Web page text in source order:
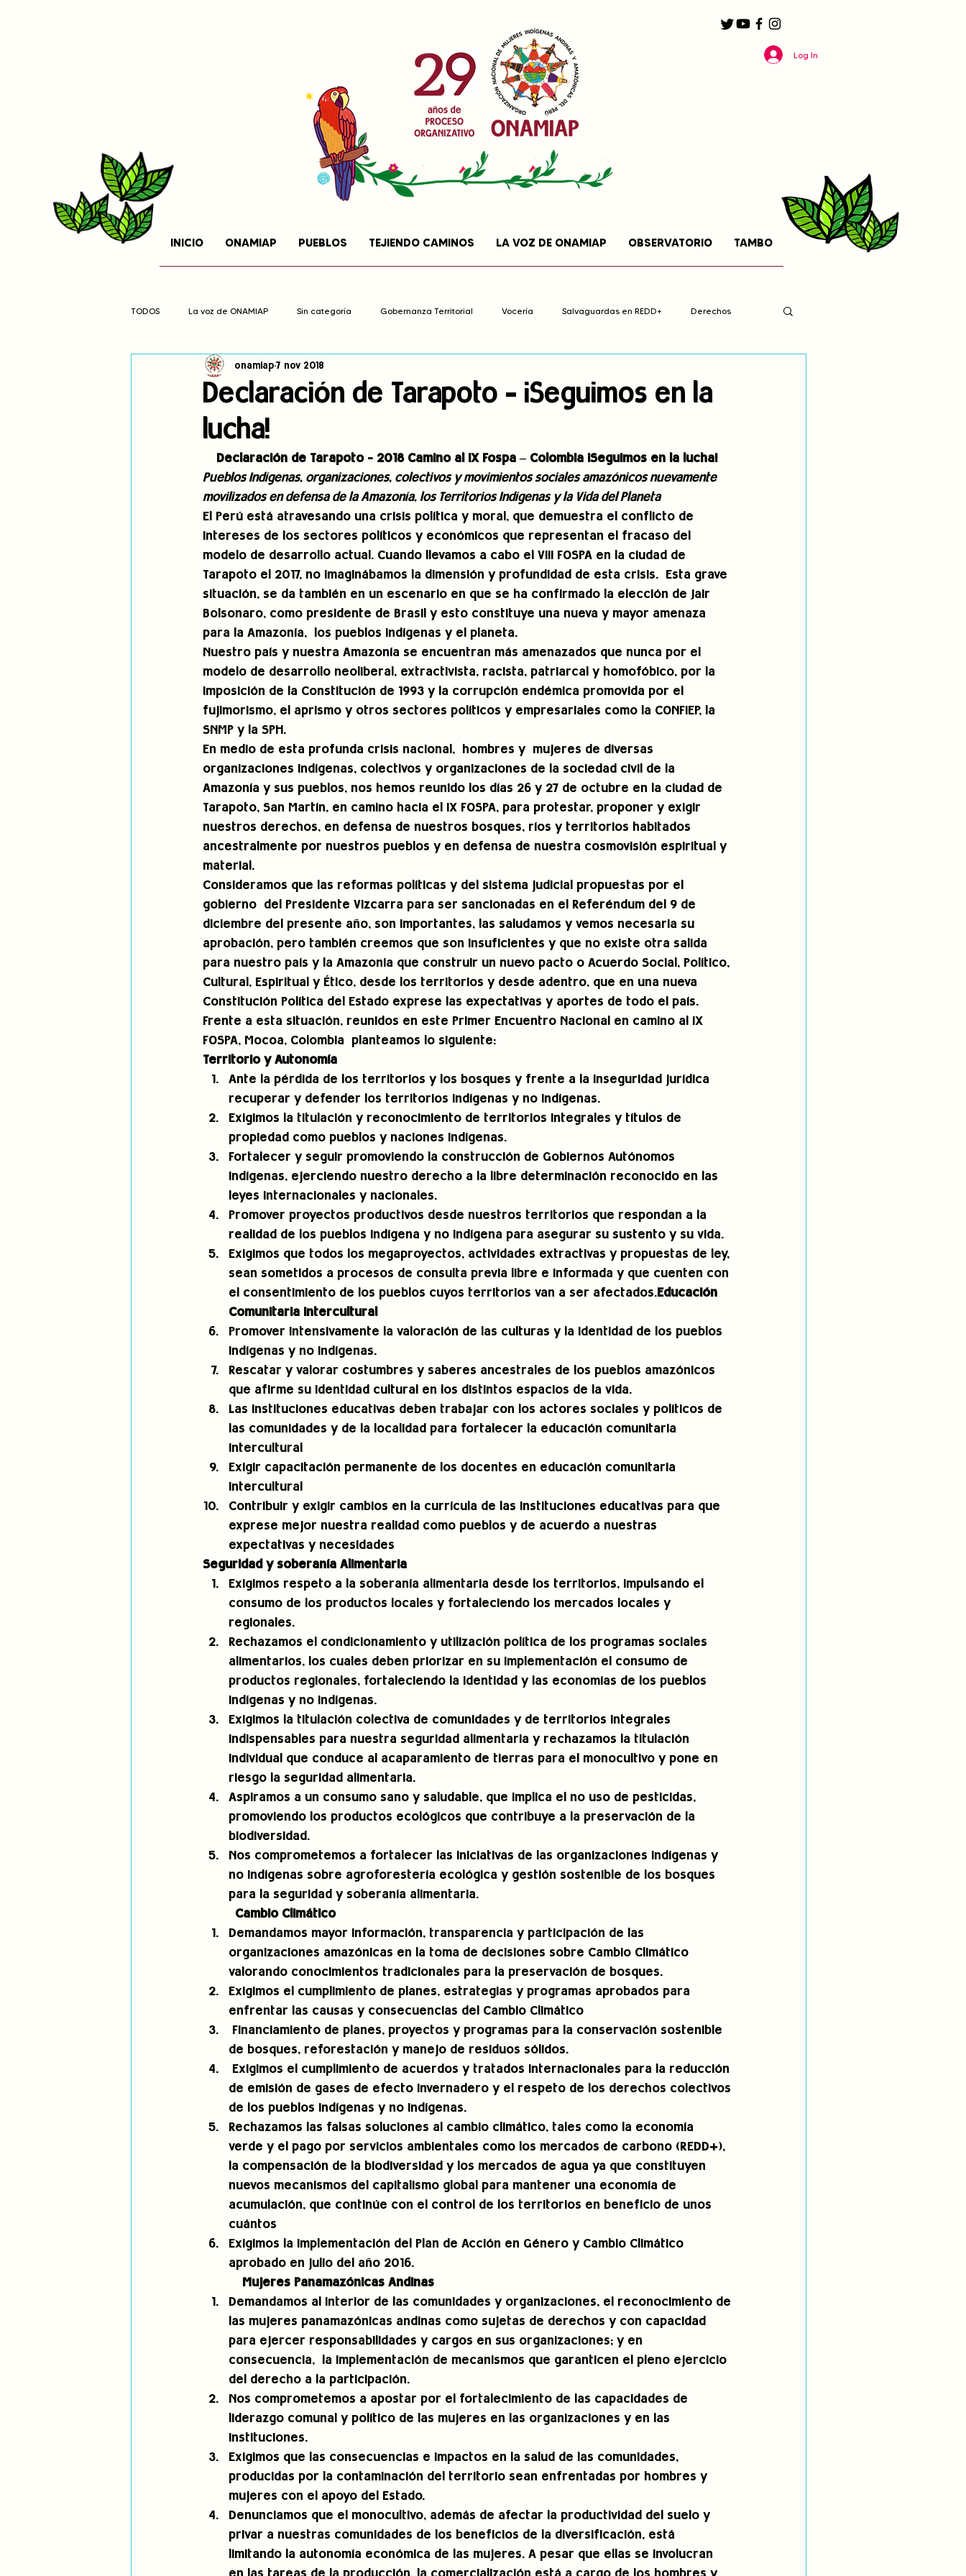
INICIO ONAMIAP PUEBLOS TEJIENDO CAMINOS LA VOZ DE ONAMIAP OBSERVATORIO TAMBO
Log In
TODOS La voz de ONAMIAP Sin categoría Gobernanza Territorial Vocería Salvaguardas en REDD+ Derechos
Cambio climático Navegador indígena
Pronunciamientos
jóvenes indígenas Incidencias incidencia PNPI Nuestras Raíces Cuentan
Declaración de Tarapoto - ¡Seguimos en la
lucha!
onamiap 7 nov 2018
Declaración de Tarapoto - 2018 Camino al IX Fospa – Colombia ¡Seguimos en la lucha!
Pueblos Indígenas, organizaciones, colectivos y movimientos sociales amazónicos nuevamente
movilizados en defensa de la Amazonía, los Territorios Indígenas y la Vida del Planeta
El Perú está atravesando una crisis política y moral, que demuestra el conflicto de
intereses de los sectores políticos y económicos que representan el fracaso del
modelo de desarrollo actual. Cuando llevamos a cabo el VIII FOSPA en la ciudad de
Tarapoto el 2017, no imaginábamos la dimensión y profundidad de esta crisis.  Esta grave
situación, se da también en un escenario en que se ha confirmado la elección de Jair
Bolsonaro, como presidente de Brasil y esto constituye una nueva y mayor amenaza
para la Amazonía,  los pueblos indígenas y el planeta.
Nuestro país y nuestra Amazonía se encuentran más amenazados que nunca por el
modelo de desarrollo neoliberal, extractivista, racista, patriarcal y homofóbico, por la
imposición de la Constitución de 1993 y la corrupción endémica promovida por el
fujimorismo, el aprismo y otros sectores políticos y empresariales como la CONFIEP, la
SNMP y la SPH.
En medio de esta profunda crisis nacional,  hombres y  mujeres de diversas
organizaciones indígenas, colectivos y organizaciones de la sociedad civil de la
Amazonía y sus pueblos, nos hemos reunido los días 26 y 27 de octubre en la ciudad de
Tarapoto, San Martín, en camino hacia el IX FOSPA, para protestar, proponer y exigir
nuestros derechos, en defensa de nuestros bosques, ríos y territorios habitados
ancestralmente por nuestros pueblos y en defensa de nuestra cosmovisión espiritual y
material.
Consideramos que las reformas políticas y del sistema judicial propuestas por el
gobierno  del Presidente Vizcarra para ser sancionadas en el Referéndum del 9 de
diciembre del presente año, son importantes, las saludamos y vemos necesaria su
aprobación, pero también creemos que son insuficientes y que no existe otra salida
para nuestro país y la Amazonía que construir un nuevo pacto o Acuerdo Social, Político,
Cultural, Espiritual y Ético, desde los territorios y desde adentro, que en una nueva
Constitución Política del Estado exprese las expectativas y aportes de todo el país.
Frente a esta situación, reunidos en este Primer Encuentro Nacional en camino al IX
FOSPA, Mocoa, Colombia  planteamos lo siguiente:
Territorio y Autonomía
Ante la pérdida de los territorios y los bosques y frente a la inseguridad jurídica
recuperar y defender los territorios indígenas y no indígenas.
Exigimos la titulación y reconocimiento de territorios integrales y títulos de
propiedad como pueblos y naciones indígenas.
Fortalecer y seguir promoviendo la construcción de Gobiernos Autónomos
Indígenas, ejerciendo nuestro derecho a la libre determinación reconocido en las
leyes internacionales y nacionales.
Promover proyectos productivos desde nuestros territorios que respondan a la
realidad de los pueblos indígena y no indígena para asegurar su sustento y su vida.
Exigimos que todos los megaproyectos, actividades extractivas y propuestas de ley,
sean sometidos a procesos de consulta previa libre e informada y que cuenten con
el consentimiento de los pueblos cuyos territorios van a ser afectados.Educación
Comunitaria Intercultural
Promover intensivamente la valoración de las culturas y la identidad de los pueblos
indígenas y no indígenas.
Rescatar y valorar costumbres y saberes ancestrales de los pueblos amazónicos
que afirme su identidad cultural en los distintos espacios de la vida.
Las instituciones educativas deben trabajar con los actores sociales y políticos de
las comunidades y de la localidad para fortalecer la educación comunitaria
intercultural
Exigir capacitación permanente de los docentes en educación comunitaria
intercultural
Contribuir y exigir cambios en la currícula de las instituciones educativas para que
exprese mejor nuestra realidad como pueblos y de acuerdo a nuestras
expectativas y necesidades
Seguridad y soberanía Alimentaria
Exigimos respeto a la soberanía alimentaria desde los territorios, impulsando el
consumo de los productos locales y fortaleciendo los mercados locales y
regionales.
Rechazamos el condicionamiento y utilización política de los programas sociales
alimentarios, los cuales deben priorizar en su implementación el consumo de
productos regionales, fortaleciendo la identidad y las economías de los pueblos
indígenas y no indígenas.
Exigimos la titulación colectiva de comunidades y de territorios integrales
indispensables para nuestra seguridad alimentaria y rechazamos la titulación
individual que conduce al acaparamiento de tierras para el monocultivo y pone en
riesgo la seguridad alimentaria.
Aspiramos a un consumo sano y saludable, que implica el no uso de pesticidas,
promoviendo los productos ecológicos que contribuye a la preservación de la
biodiversidad.
Nos comprometemos a fortalecer las iniciativas de las organizaciones indígenas y
no indígenas sobre agroforestería ecológica y gestión sostenible de los bosques
para la seguridad y soberanía alimentaria.
Cambio Climático
Demandamos mayor información, transparencia y participación de las
organizaciones amazónicas en la toma de decisiones sobre Cambio Climático
valorando conocimientos tradicionales para la preservación de bosques.
Exigimos el cumplimiento de planes, estrategias y programas aprobados para
enfrentar las causas y consecuencias del Cambio Climático
Financiamiento de planes, proyectos y programas para la conservación sostenible
de bosques, reforestación y manejo de residuos sólidos.
Exigimos el cumplimiento de acuerdos y tratados internacionales para la reducción
de emisión de gases de efecto invernadero y el respeto de los derechos colectivos
de los pueblos indígenas y no indígenas.
Rechazamos las falsas soluciones al cambio climático, tales como la economía
verde y el pago por servicios ambientales como los mercados de carbono (REDD+),
la compensación de la biodiversidad y los mercados de agua ya que constituyen
nuevos mecanismos del capitalismo global para mantener una economía de
acumulación, que continúe con el control de los territorios en beneficio de unos
cuántos
Exigimos la implementación del Plan de Acción en Género y Cambio Climático
aprobado en julio del año 2016.
Mujeres Panamazónicas Andinas
Demandamos al interior de las comunidades y organizaciones, el reconocimiento de
las mujeres panamazónicas andinas como sujetas de derechos y con capacidad
para ejercer responsabilidades y cargos en sus organizaciones; y en
consecuencia,  la implementación de mecanismos que garanticen el pleno ejercicio
del derecho a la participación.
Nos comprometemos a apostar por el fortalecimiento de las capacidades de
liderazgo comunal y político de las mujeres en las organizaciones y en las
instituciones.
Exigimos que las consecuencias e impactos en la salud de las comunidades,
producidas por la contaminación del territorio sean enfrentadas por hombres y
mujeres con el apoyo del Estado.
Denunciamos que el monocultivo, además de afectar la productividad del suelo y
privar a nuestras comunidades de los beneficios de la diversificación, está
limitando la autonomía económica de las mujeres. A pesar que ellas se involucran